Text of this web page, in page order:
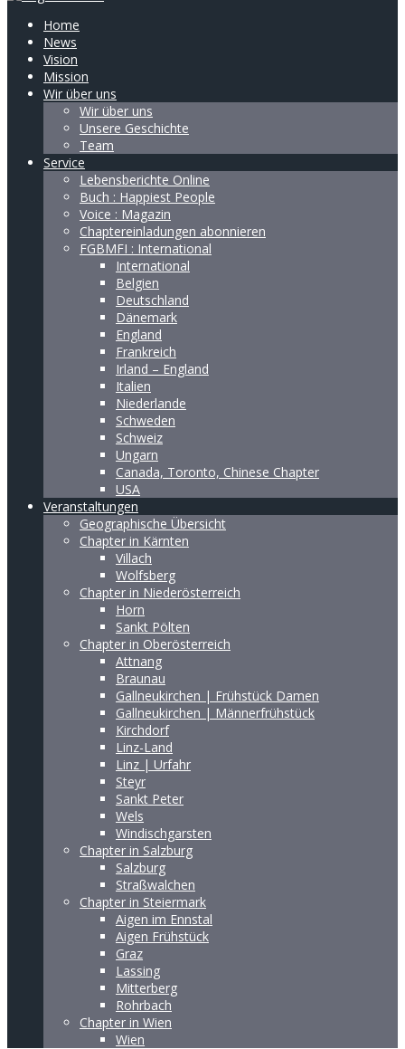
Home
News
Vision
Mission
Wir über uns
Wir über uns
Unsere Geschichte
Team
Service
Lebensberichte Online
Buch : Happiest People
Voice : Magazin
Chaptereinladungen abonnieren
FGBMFI : International
International
Belgien
Deutschland
Dänemark
England
Frankreich
Irland – England
Italien
Niederlande
Schweden
Schweiz
Ungarn
Canada, Toronto, Chinese Chapter
USA
Veranstaltungen
Geographische Übersicht
Chapter in Kärnten
Villach
Wolfsberg
Chapter in Niederösterreich
Horn
Sankt Pölten
Chapter in Oberösterreich
Attnang
Braunau
Gallneukirchen | Frühstück Damen
Gallneukirchen | Männerfrühstück
Kirchdorf
Linz-Land
Linz | Urfahr
Steyr
Sankt Peter
Wels
Windischgarsten
Chapter in Salzburg
Salzburg
Straßwalchen
Chapter in Steiermark
Aigen im Ennstal
Aigen Frühstück
Graz
Lassing
Mitterberg
Rohrbach
Chapter in Wien
Wien